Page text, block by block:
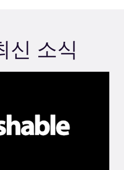
소식